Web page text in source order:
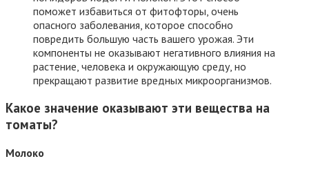
поможет избавиться от фитофторы, очень
опасного заболевания, которое способно
повредить большую часть вашего урожая. Эти
компоненты не оказывают негативного влияния на
растение, человека и окружающую среду, но
прекращают развитие вредных микроорганизмов.
Какое значение оказывают эти вещества на
томаты?
Молоко